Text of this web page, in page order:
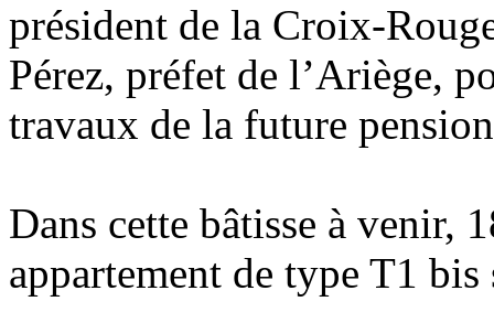
président de la Croix-
Pérez, préfet de l’Ariège,
travaux de la future
Dans cette bâtisse à venir,
appartement de type T1 bis